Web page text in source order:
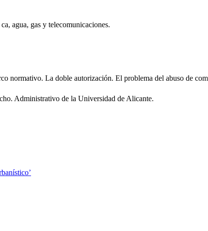
agua, gas y telecomunicaciones.
normativo. La doble autorización. El problema del abuso de
Administrativo de la Universidad de Alicante.